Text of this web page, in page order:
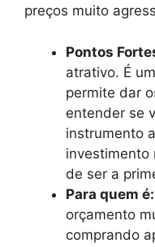
preços muito
Pontos
atrativo. É
permite dar
entender se
instrumento
investimento
de ser a
Para quem é:
orçamento
comprando